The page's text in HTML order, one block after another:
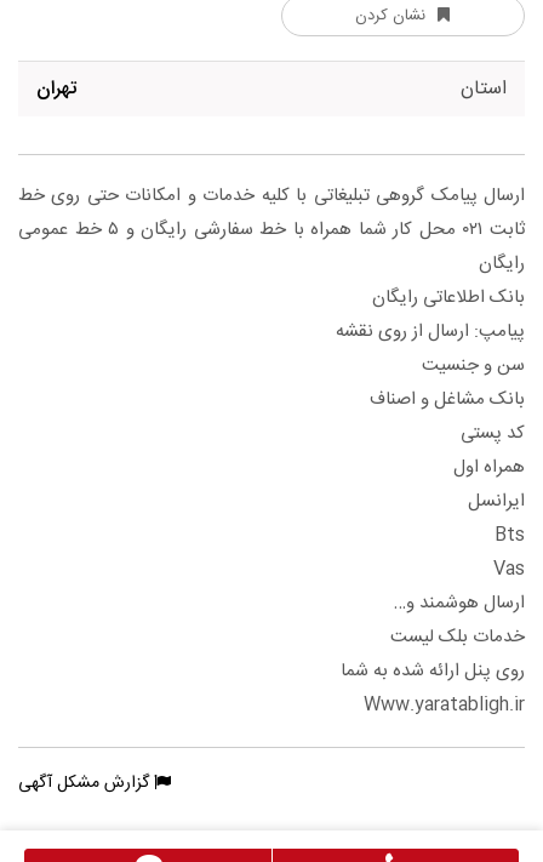
نشان کردن
استان تهران
ارسال پیامک گروهی تبلیغاتی با کلیه خدمات و امکانات حتی روی خط
ثابت ۰۲۱ محل کار شما همراه با خط سفارشی رایگان و ۵ خط عمومی
رایگان
بانک اطلاعاتی رایگان
پیامپ: ارسال از روی نقشه
سن و جنسیت
بانک مشاغل و اصناف
کد پستی
همراه اول
ایرانسل
Bts
Vas
ارسال هوشمند و…
خدمات بلک لیست
روی پنل ارائه شده به شما
Www.yaratabligh.ir
گزارش مشکل آگهی